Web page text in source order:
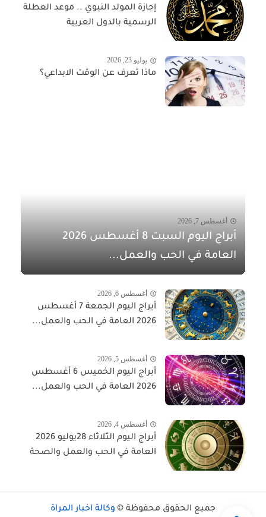
إجازة المولد النبوي .. موعد العطلة
الرسمية بالدول العربية
يوليو 23, 2026
ماذا تعرف عن الوقت الابداعي؟
أغسطس 7, 2026
أبراج اليوم السبت 8 أغسطس 2026
العامة في الحب والعمل...
أغسطس 6, 2026
أبراج اليوم الجمعة 7 أغسطس
2026 العامة في الحب والعمل...
أغسطس 5, 2026
أبراج اليوم الخميس 6 أغسطس
2026 العامة في الحب والعمل...
أغسطس 4, 2026
أبراج اليوم الثلاثاء 28يوليو 2026
العامة في الحب والعمل والصحة
جميع الحقوق محفوظة © وكالة أخبار المرأة